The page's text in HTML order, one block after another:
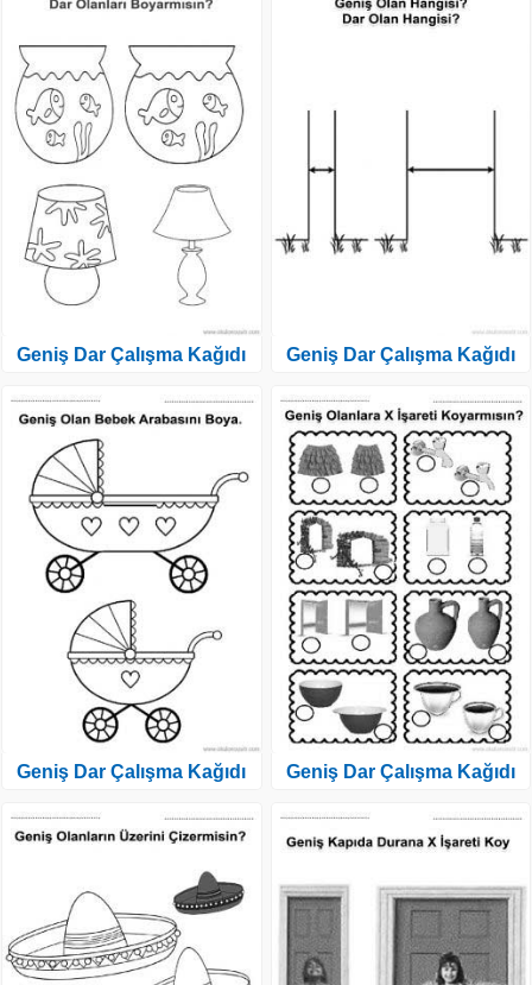
Geniş Dar Çalışma Kağıdı
Geniş Dar Çalışma Kağıdı
Geniş Dar Çalışma Kağıdı
Geniş Dar Çalışma Kağıdı